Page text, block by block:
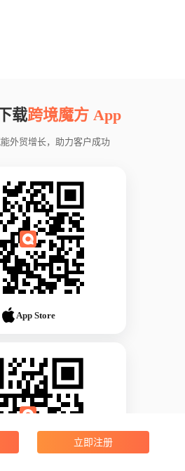
载跨境魔方 App
外贸增长，助力客户成功
App Store
立即注册